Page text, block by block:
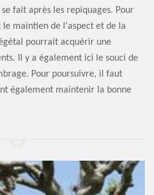
fait après les repiquages. Pour
maintien de l'aspect et de la
pourrait acquérir une
Il y a également ici le souci de
Pour poursuivre, il faut
également maintenir la bonne